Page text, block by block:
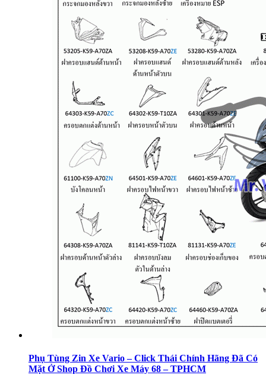
Phụ Tùng Zin Xe Vario – Click Thái Chính Hãng Đã Có
Mặt Ở Shop Đồ Chơi Xe Máy 68 – TPHCM